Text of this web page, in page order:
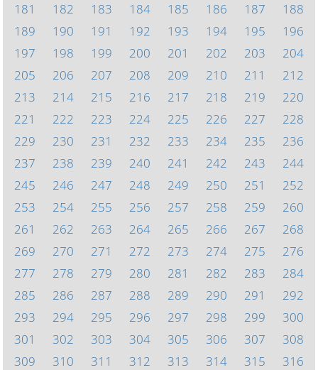
181
182 183 184 185 186 187
188
189
190 191 192 193 194 195
196
197
198 199 200 201 202 203
204
205
206 207 208 209 210 211
212
213
214 215 216 217 218 219
220
221
222 223 224 225 226 227
228
229
230 231 232 233 234 235
236
237
238 239 240 241 242 243
244
245
246 247 248 249 250 251
252
253
254 255 256 257 258 259
260
261
262 263 264 265 266 267
268
269
270 271 272 273 274 275
276
277
278 279 280 281 282 283
284
285
286 287 288 289 290 291
292
293
294 295 296 297 298 299
300
301
302 303 304 305 306 307
308
309
310 311 312 313 314 315
316